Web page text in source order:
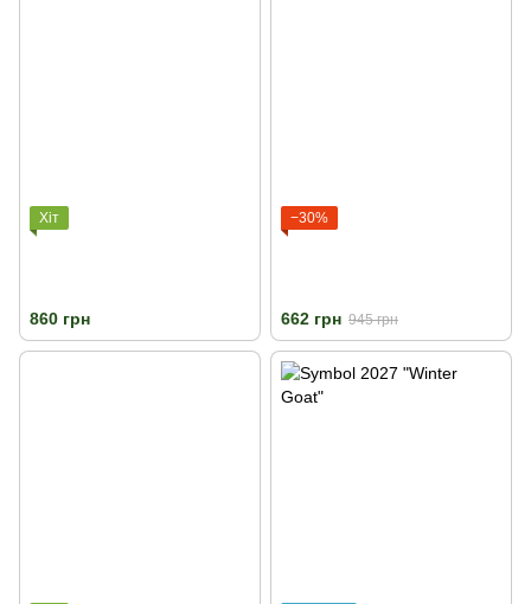
Хіт
860 грн
−30%
662 грн 945 грн